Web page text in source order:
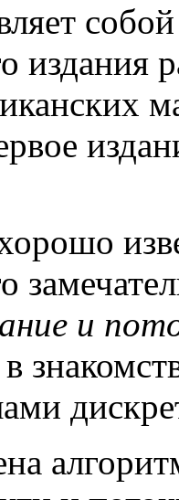
издания
и